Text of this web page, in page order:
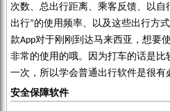
次数、总出行距离、乘客反馈、以
出行”的使用频率、以及这些出行方
款App对于刚刚到达马来西亚，想要
非常的使用的哦。因为打车的话是比
一次，所以学会普通出行软件是很有
安全保障软件